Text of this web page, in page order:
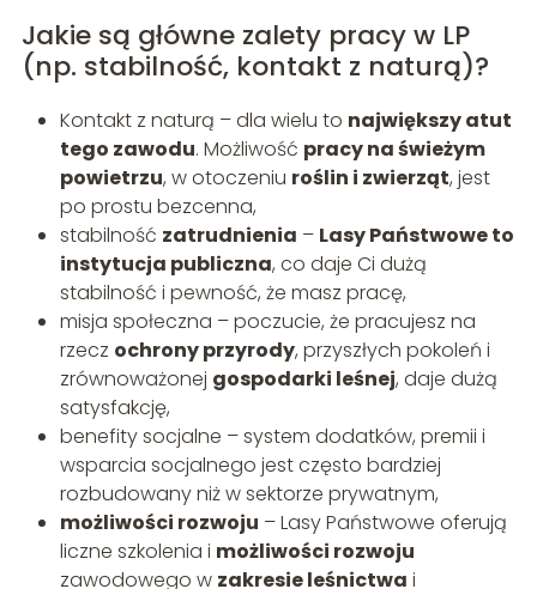
Jakie są główne zalety pracy w LP
(np. stabilność, kontakt z naturą)?
Kontakt z naturą – dla wielu to największy atut
tego zawodu. Możliwość pracy na świeżym
powietrzu, w otoczeniu roślin i zwierząt, jest
po prostu bezcenna,
stabilność zatrudnienia – Lasy Państwowe to
instytucja publiczna, co daje Ci dużą
stabilność i pewność, że masz pracę,
misja społeczna – poczucie, że pracujesz na
rzecz ochrony przyrody, przyszłych pokoleń i
zrównoważonej gospodarki leśnej, daje dużą
satysfakcję,
benefity socjalne – system dodatków, premii i
wsparcia socjalnego jest często bardziej
rozbudowany niż w sektorze prywatnym,
możliwości rozwoju – Lasy Państwowe oferują
liczne szkolenia i możliwości rozwoju
zawodowego w zakresie leśnictwa i